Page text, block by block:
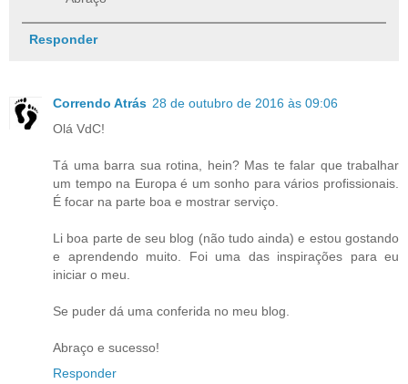
Responder
Correndo Atrás 28 de outubro de 2016 às 09:06
Olá VdC!
Tá uma barra sua rotina, hein? Mas te falar que trabalhar
um tempo na Europa é um sonho para vários profissionais.
É focar na parte boa e mostrar serviço.
Li boa parte de seu blog (não tudo ainda) e estou gostando
e aprendendo muito. Foi uma das inspirações para eu
iniciar o meu.
Se puder dá uma conferida no meu blog.
Abraço e sucesso!
Responder